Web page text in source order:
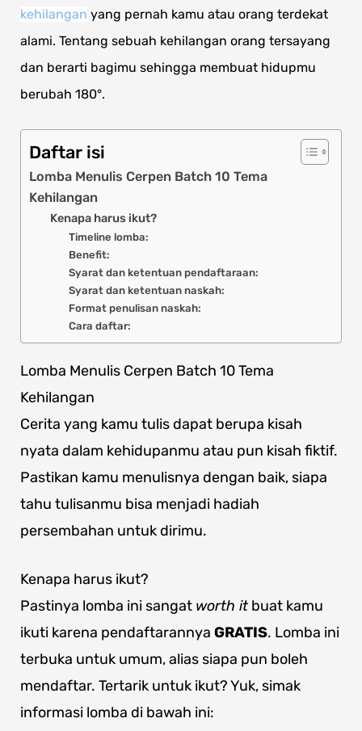
kehilangan yang pernah kamu atau orang terdekat
alami. Tentang sebuah kehilangan orang tersayang
dan berarti bagimu sehingga membuat hidupmu
berubah 180°.
Daftar isi
Lomba Menulis Cerpen Batch 10 Tema
Kehilangan
Kenapa harus ikut?
Timeline lomba:
Benefit:
Syarat dan ketentuan pendaftaraan:
Syarat dan ketentuan naskah:
Format penulisan naskah:
Cara daftar:
Lomba Menulis Cerpen Batch 10 Tema
Kehilangan
Cerita yang kamu tulis dapat berupa kisah
nyata dalam kehidupanmu atau pun kisah fiktif.
Pastikan kamu menulisnya dengan baik, siapa
tahu tulisanmu bisa menjadi hadiah
persembahan untuk dirimu.
Kenapa harus ikut?
Pastinya lomba ini sangat worth it buat kamu
ikuti karena pendaftarannya GRATIS. Lomba ini
terbuka untuk umum, alias siapa pun boleh
mendaftar. Tertarik untuk ikut? Yuk, simak
informasi lomba di bawah ini: